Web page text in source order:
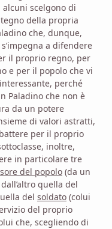
alcuni scelgono di
della propria
che, dunque,
a difendere
il proprio regno, per
e per il popolo che vi
perché
Paladino che non è
da un potere
di valori astratti,
per il proprio
inoltre,
in particolare tre
del popolo (da un
quella del
del soldato (colui
del proprio
che, scegliendo di